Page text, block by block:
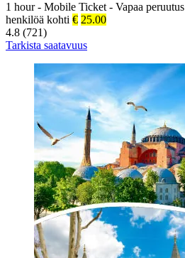
1 hour - Mobile Ticket - Vapaa peruutus
henkilöä kohti € 25.00
4.8 (721)
Tarkista saatavuus